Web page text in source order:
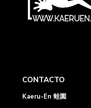
CONTACTO
Kaeru-En 蛙園